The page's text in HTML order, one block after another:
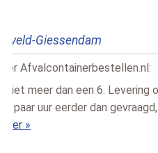
Pesse
zegt over
Snelle vlotte service ,
Lees meer »